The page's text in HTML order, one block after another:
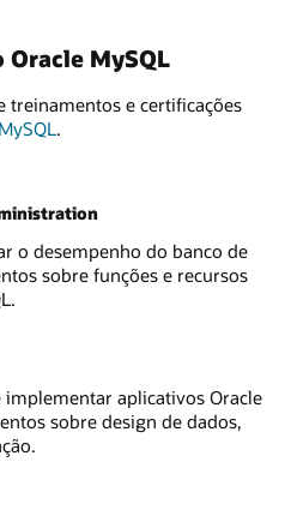
Oracle MySQL
treinamentos e certificações
.
o desempenho do banco de
sobre funções e recursos
aplicativos Oracle
sobre design de dados,